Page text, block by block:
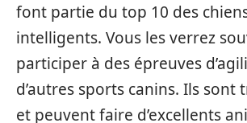
font partie du top 10 des
intelligents. Vous les verrez
participer à des épreuves
d’autres sports canins. Ils sont
et peuvent faire d’excellents